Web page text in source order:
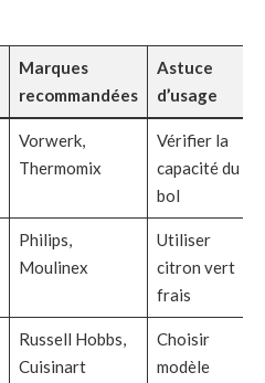
Marques
recommandées
Astuce
d’usage
Vorwerk,
Thermomix
Vérifier la
capacité du
bol
Philips,
Moulinex
Utiliser
citron vert
frais
Russell Hobbs,
Cuisinart
Choisir
modèle